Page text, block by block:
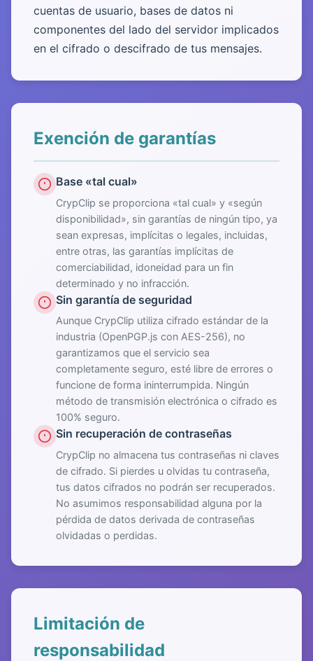
cuentas de usuario, bases de datos ni
componentes del lado del servidor implicados
en el cifrado o descifrado de tus mensajes.
Exención de garantías
Base «tal cual»
CrypClip se proporciona «tal cual» y «según
disponibilidad», sin garantías de ningún tipo, ya
sean expresas, implícitas o legales, incluidas,
entre otras, las garantías implícitas de
comerciabilidad, idoneidad para un fin
determinado y no infracción.
Sin garantía de seguridad
Aunque CrypClip utiliza cifrado estándar de la
industria (OpenPGP.js con AES-256), no
garantizamos que el servicio sea
completamente seguro, esté libre de errores o
funcione de forma ininterrumpida. Ningún
método de transmisión electrónica o cifrado es
100% seguro.
Sin recuperación de contraseñas
CrypClip no almacena tus contraseñas ni claves
de cifrado. Si pierdes u olvidas tu contraseña,
tus datos cifrados no podrán ser recuperados.
No asumimos responsabilidad alguna por la
pérdida de datos derivada de contraseñas
olvidadas o perdidas.
Limitación de
responsabilidad